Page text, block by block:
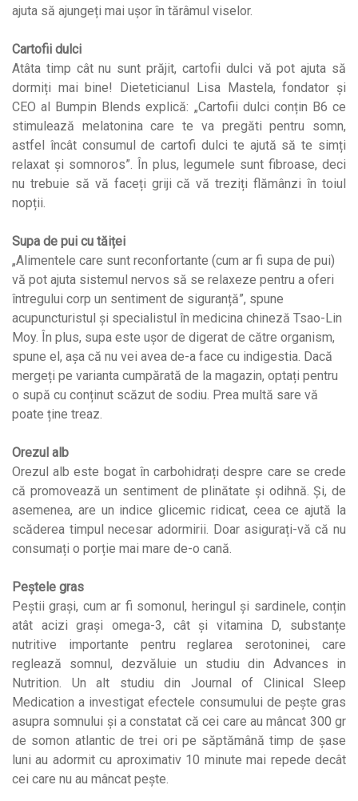
ajuta să ajungeți mai ușor în tărâmul viselor.
Cartofii dulci
Atâta timp cât nu sunt prăjit, cartofii dulci vă pot ajuta să
dormiți mai bine! Dieteticianul Lisa Mastela, fondator și
CEO al Bumpin Blends explică: „Cartofii dulci conțin B6 ce
stimulează melatonina care te va pregăti pentru somn,
astfel încât consumul de cartofi dulci te ajută să te simți
relaxat și somnoros”. În plus, legumele sunt fibroase, deci
nu trebuie să vă faceți griji că vă treziți flămânzi în toiul
nopții.
Supa de pui cu tăiței
„Alimentele care sunt reconfortante (cum ar fi supa de pui)
vă pot ajuta sistemul nervos să se relaxeze pentru a oferi
întregului corp un sentiment de siguranță”, spune
acupuncturistul și specialistul în medicina chineză Tsao-Lin
Moy. În plus, supa este ușor de digerat de către organism,
spune el, așa că nu vei avea de-a face cu indigestia. Dacă
mergeți pe varianta cumpărată de la magazin, optați pentru
o supă cu conținut scăzut de sodiu. Prea multă sare vă
poate ține treaz.
Orezul alb
Orezul alb este bogat în carbohidrați despre care se crede
că promovează un sentiment de plinătate și odihnă. Și, de
asemenea, are un indice glicemic ridicat, ceea ce ajută la
scăderea timpul necesar adormirii. Doar asigurați-vă că nu
consumați o porție mai mare de-o cană.
Peștele gras
Peștii grași, cum ar fi somonul, heringul și sardinele, conțin
atât acizi grași omega-3, cât și vitamina D, substanțe
nutritive importante pentru reglarea serotoninei, care
reglează somnul, dezvăluie un studiu din Advances in
Nutrition. Un alt studiu din Journal of Clinical Sleep
Medication a investigat efectele consumului de pește gras
asupra somnului și a constatat că cei care au mâncat 300 gr
de somon atlantic de trei ori pe săptămână timp de șase
luni au adormit cu aproximativ 10 minute mai repede decât
cei care nu au mâncat pește.